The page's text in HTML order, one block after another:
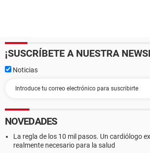
¡SUSCRÍBETE A NUESTRA
Noticias
NOVEDADES
La regla de los 10 mil pasos. Un cardiólogo
realmente necesario para la salud